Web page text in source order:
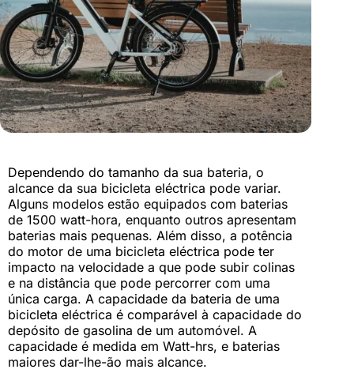
Dependendo do tamanho da sua bateria, o
alcance da sua bicicleta eléctrica pode variar.
Alguns modelos estão equipados com baterias
de 1500 watt-hora, enquanto outros apresentam
baterias mais pequenas. Além disso, a potência
do motor de uma bicicleta eléctrica pode ter
impacto na velocidade a que pode subir colinas
e na distância que pode percorrer com uma
única carga. A capacidade da bateria de uma
bicicleta eléctrica é comparável à capacidade do
depósito de gasolina de um automóvel. A
capacidade é medida em Watt-hrs, e baterias
maiores dar-lhe-ão mais alcance.